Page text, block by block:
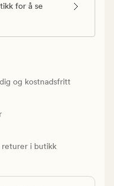
for å se
og kostnadsfritt
returer i butikk